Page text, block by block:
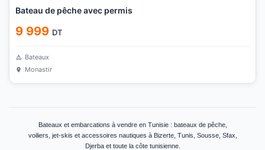
Bateau de pêche avec permis
9 999 DT
Bateaux
Monastir
Bateaux et embarcations à vendre en Tunisie : bateaux de pêche,
voiliers, jet-skis et accessoires nautiques à Bizerte, Tunis, Sousse, Sfax,
Djerba et toute la côte tunisienne.